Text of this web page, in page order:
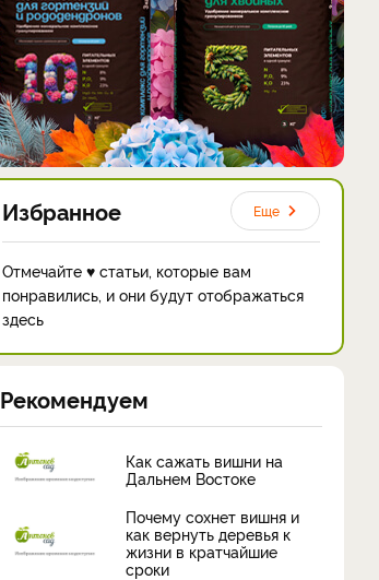
Избранное Еще
Отмечайте ♥ статьи, которые вам
понравились, и они будут отображаться
здесь
Рекомендуем
Как сажать вишни на
Дальнем Востоке
Почему сохнет вишня и
как вернуть деревья к
жизни в кратчайшие
сроки